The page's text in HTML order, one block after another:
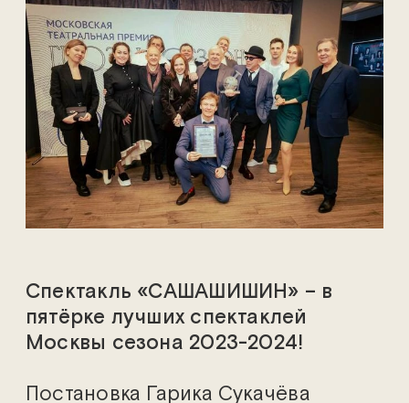
Спектакль «САШАШИШИН» – в
пятёрке лучших спектаклей
Москвы сезона 2023-2024!
Постановка Гарика Сукачёва